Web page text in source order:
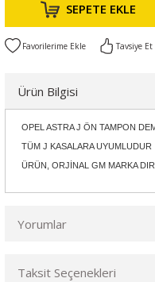
SEPETE EKLE
Tavsiye Et
Ürün Bilgisi
OPEL ASTRA J ÖN TAMPON
TÜM J KASALARA UYUMLUDUR
ÜRÜN, ORJİNAL GM MARKA DIR
Yorumlar
Taksit Seçenekleri